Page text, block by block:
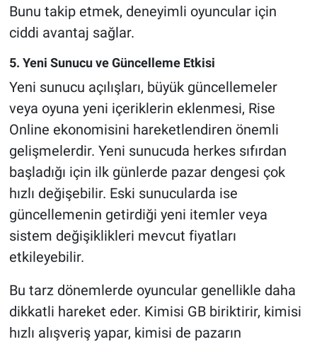
Bunu takip etmek, deneyimli oyuncular için
ciddi avantaj sağlar.
5. Yeni Sunucu ve Güncelleme Etkisi
Yeni sunucu açılışları, büyük güncellemeler
veya oyuna yeni içeriklerin eklenmesi, Rise
Online ekonomisini hareketlendiren önemli
gelişmelerdir. Yeni sunucuda herkes sıfırdan
başladığı için ilk günlerde pazar dengesi çok
hızlı değişebilir. Eski sunucularda ise
güncellemenin getirdiği yeni itemler veya
sistem değişiklikleri mevcut fiyatları
etkileyebilir.
Bu tarz dönemlerde oyuncular genellikle daha
dikkatli hareket eder. Kimisi GB biriktirir, kimisi
hızlı alışveriş yapar, kimisi de pazarın